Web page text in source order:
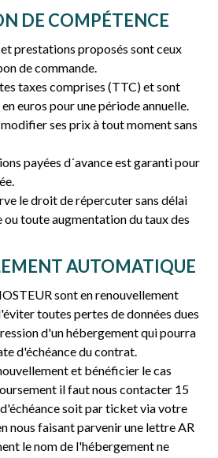
DE COMPÉTENCE
prestations proposés sont ceux
de commande.
taxes comprises (TTC) et sont
euros pour une période annuelle.
ses prix à tout moment sans
payées d´avance est garanti pour
le droit de répercuter sans délai
toute augmentation du taux des
AUTOMATIQUE
sont en renouvellement
toutes pertes de données dues
d'un hébergement qui pourra
d'échéance du contrat.
et bénéficier le cas
il faut nous contacter 15
soit par ticket via votre
nous faisant parvenir une lettre AR
le nom de l'hébergement ne